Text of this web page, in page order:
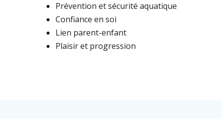
Prévention et sécurité aquatique
Confiance en soi
Lien parent-enfant
Plaisir et progression